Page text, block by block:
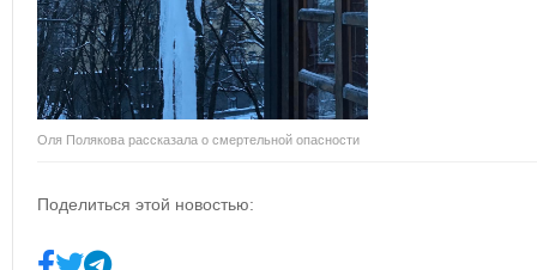
Оля Полякова рассказала о смертельной опасности
Поделиться этой новостью: